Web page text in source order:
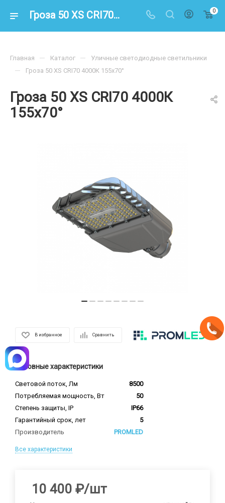
Гроза 50 XS CRI70 4000К 155х70° – купить по цене 10400.00 в интернет-магазине energoresurs-spb.ru 0
Гроза 50 XS CRI70 4000К
155х70°
Главная — Каталог — Уличные светодиодные светильники
— Гроза 50 XS CRI70 4000К 155х70°
В избранное Сравнить
Основные характеристики
Световой поток, Лм
8500
Потребляемая мощность, Вт
50
Степень защиты, IP
IP66
Гарантийный срок, лет
5
Производитель
PROMLED
Все характеристики
10 400 ₽/шт